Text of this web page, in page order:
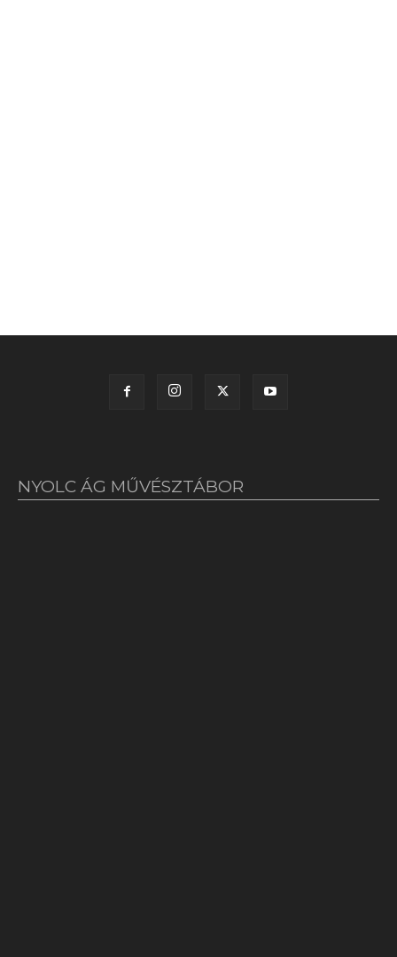
NYOLC ÁG MŰVÉSZTÁBOR